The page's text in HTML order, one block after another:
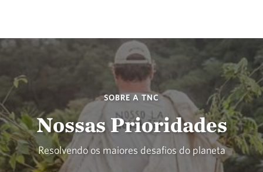
SOBRE A TNC
Nossas Prioridades
Resolvendo os maiores desafios do planeta